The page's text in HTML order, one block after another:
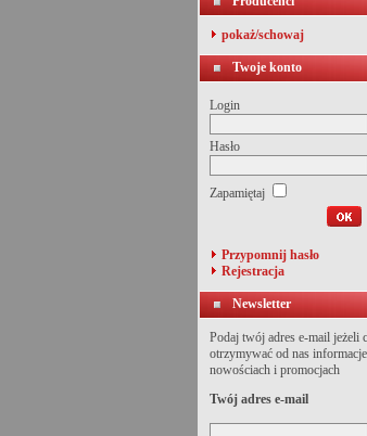
pokaż/schowaj
Twoje konto
Login
Hasło
Zapamiętaj
Przypomnij hasło
Rejestracja
Newsletter
Podaj twój adres e-mail jeżeli
otrzymywać od nas
nowościach i promocjach
Twój adres e-mail